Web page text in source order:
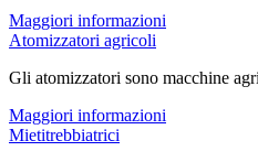
Maggiori informazioni
Atomizzatori agricoli
Gli atomizzatori sono macchine
Maggiori informazioni
Mietitrebbiatrici